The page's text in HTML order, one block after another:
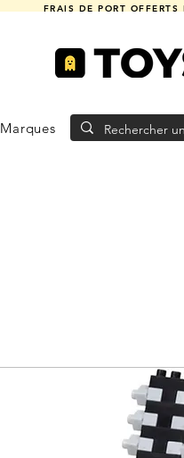
FRAIS DE PORT
Marques